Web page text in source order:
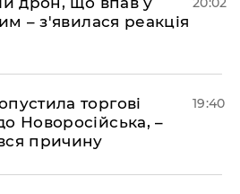
– з'явилася реакція
торгові
Новоросійська, –
причину
19:40